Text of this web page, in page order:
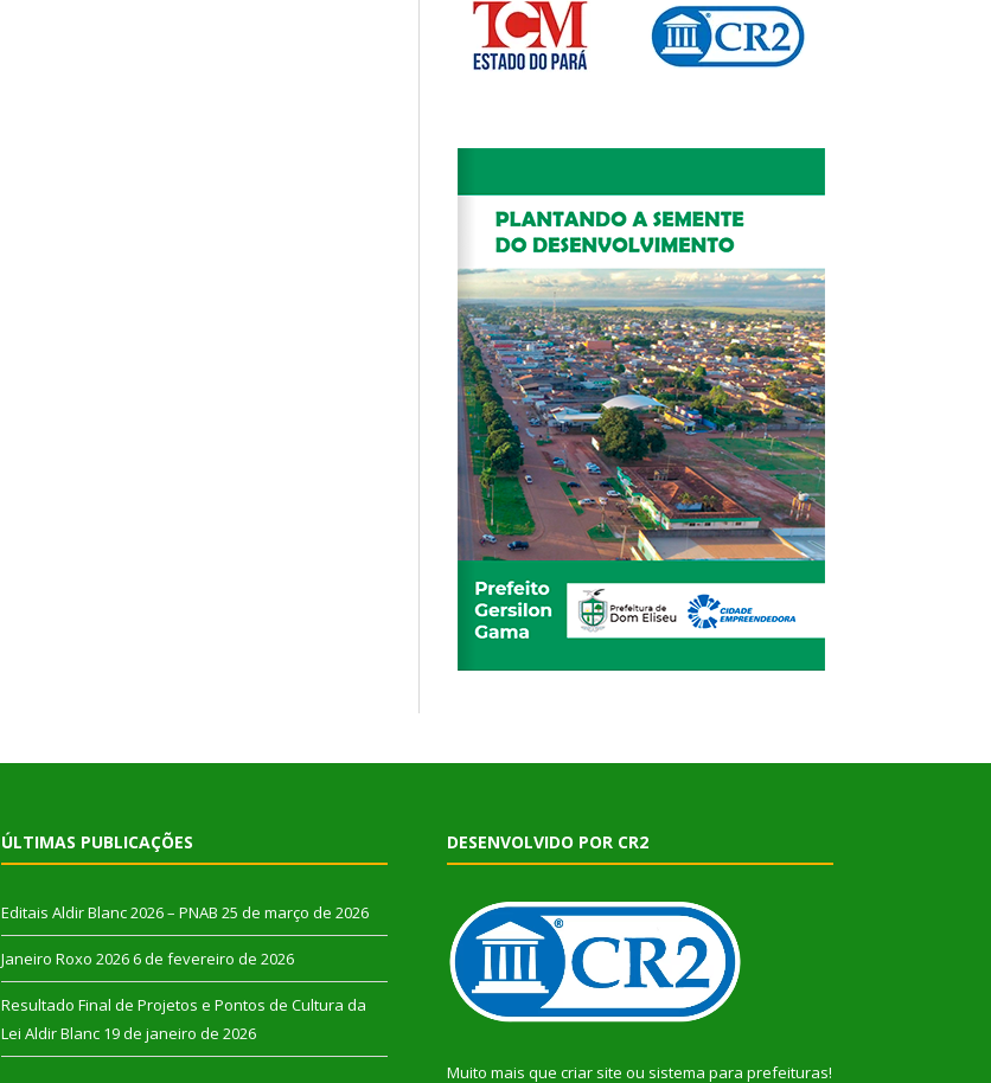
ÚLTIMAS PUBLICAÇÕES
Editais Aldir Blanc 2026 – PNAB 25 de março de 2026
Janeiro Roxo 2026 6 de fevereiro de 2026
Resultado Final de Projetos e Pontos de Cultura da
Lei Aldir Blanc 19 de janeiro de 2026
DESENVOLVIDO POR CR2
Muito mais que criar site ou sistema para prefeituras!